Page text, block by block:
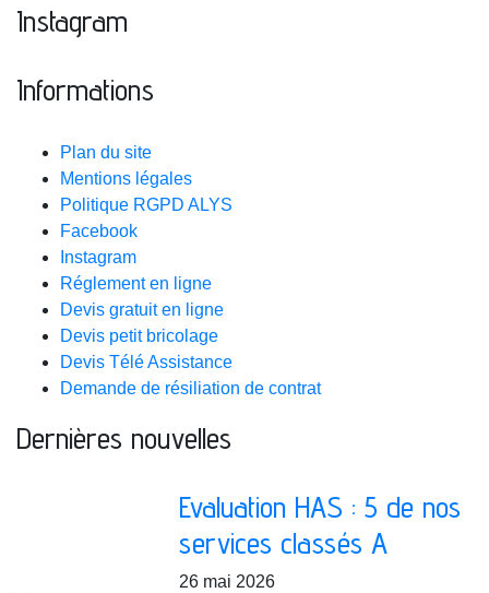
Instagram
Informations
Plan du site
Mentions légales
Politique RGPD ALYS
Facebook
Instagram
Réglement en ligne
Devis gratuit en ligne
Devis petit bricolage
Devis Télé Assistance
Demande de résiliation de contrat
Dernières nouvelles
Evaluation HAS : 5 de nos
services classés A
26 mai 2026